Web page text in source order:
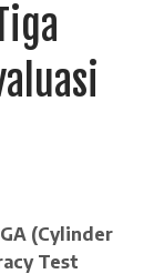
(Cylinder
Test